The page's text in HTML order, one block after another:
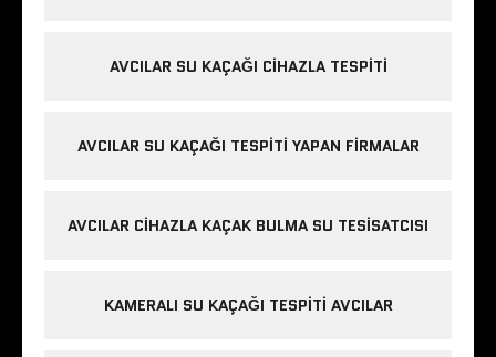
AVCILAR SU KAÇAĞI CIHAZLA TESPITI
AVCILAR SU KAÇAĞI TESPITI YAPAN FIRMALAR
AVCILAR CIHAZLA KAÇAK BULMA SU TESISATCISI
KAMERALI SU KAÇAĞI TESPITI AVCILAR